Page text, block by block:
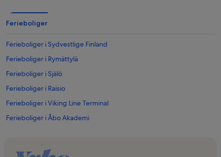
Ferieboliger
Ferieboliger i Sydvestlige Finland
Ferieboliger i Rymättylä
Ferieboliger i Själö
Ferieboliger i Raisio
Ferieboliger i Viking Line Terminal
Ferieboliger i Åbo Akademi
Ferieboliger i Ett Hem Museum